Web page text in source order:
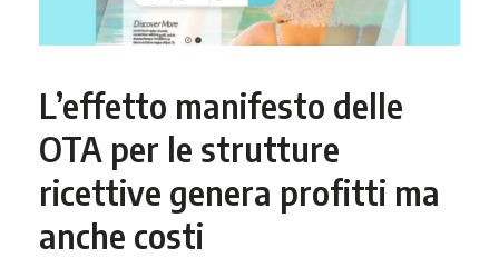
L’effetto manifesto delle
OTA per le strutture
ricettive genera profitti ma
anche costi